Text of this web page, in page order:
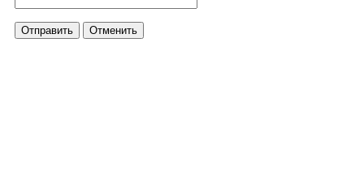
Отправить Отменить